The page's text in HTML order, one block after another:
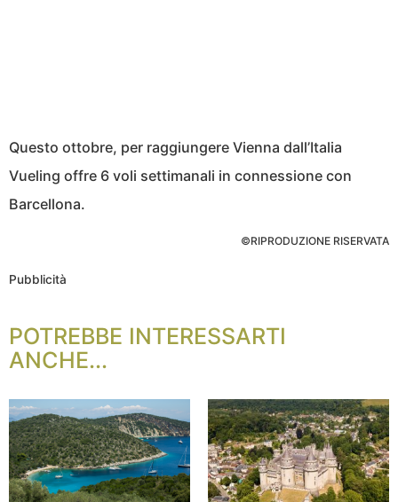
Questo ottobre, per raggiungere Vienna dall’Italia
Vueling offre 6 voli settimanali in connessione con
Barcellona.
©RIPRODUZIONE RISERVATA
Pubblicità
POTREBBE INTERESSARTI
ANCHE...